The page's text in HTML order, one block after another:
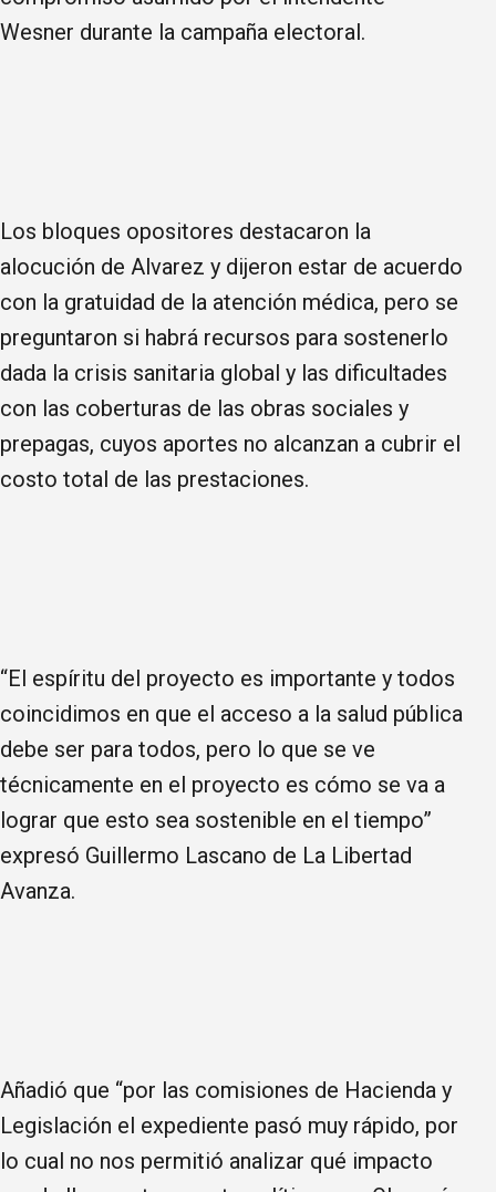
Wesner durante la campaña electoral.
Los bloques opositores destacaron la
alocución de Alvarez y dijeron estar de acuerdo
con la gratuidad de la atención médica, pero se
preguntaron si habrá recursos para sostenerlo
dada la crisis sanitaria global y las dificultades
con las coberturas de las obras sociales y
prepagas, cuyos aportes no alcanzan a cubrir el
costo total de las prestaciones.
“El espíritu del proyecto es importante y todos
coincidimos en que el acceso a la salud pública
debe ser para todos, pero lo que se ve
técnicamente en el proyecto es cómo se va a
lograr que esto sea sostenible en el tiempo”
expresó Guillermo Lascano de La Libertad
Avanza.
Añadió que “por las comisiones de Hacienda y
Legislación el expediente pasó muy rápido, por
lo cual no nos permitió analizar qué impacto